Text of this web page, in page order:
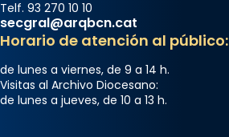
Telf. 93 270 10 10
secgral@arqbcn.cat
Horario de atención al público:
de lunes a viernes, de 9 a 14 h.
Visitas al Archivo Diocesano:
de lunes a jueves, de 10 a 13 h.